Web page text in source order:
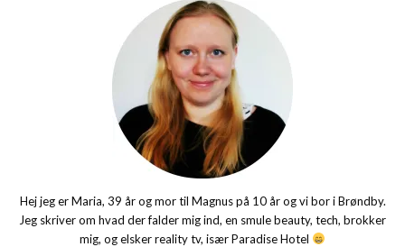
Hej jeg er Maria, 39 år og mor til Magnus på 10 år og vi bor i Brøndby.
Jeg skriver om hvad der falder mig ind, en smule beauty, tech, brokker
mig, og elsker reality tv, især Paradise Hotel